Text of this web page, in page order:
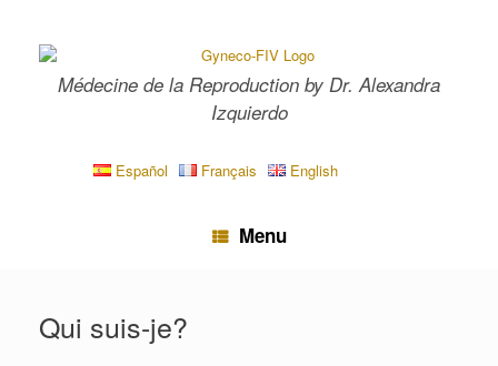
content
Médecine de la Reproduction by Dr. Alexandra
Izquierdo
Español Français English
Menu
Qui suis-je?